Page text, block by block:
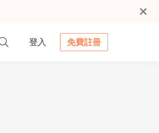
登入 免費註冊